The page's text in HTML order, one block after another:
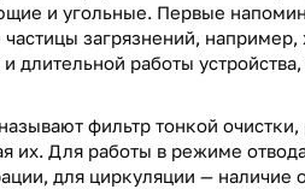
и угольные. Первые
загрязнений,
длительной работы
фильтр тонкой очистки,
их. Для работы в режиме
для циркуляции — наличие